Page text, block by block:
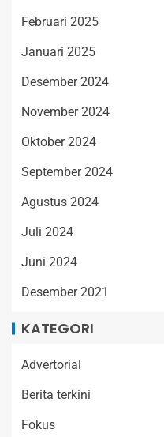
Februari 2025
Januari 2025
Desember 2024
November 2024
Oktober 2024
September 2024
Agustus 2024
Juli 2024
Juni 2024
Desember 2021
KATEGORI
Advertorial
Berita terkini
Fokus